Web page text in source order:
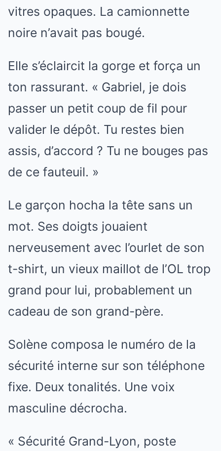
vitres opaques. La camionnette
noire n’avait pas bougé.
Elle s’éclaircit la gorge et força un
ton rassurant. « Gabriel, je dois
passer un petit coup de fil pour
valider le dépôt. Tu restes bien
assis, d’accord ? Tu ne bouges pas
de ce fauteuil. »
Le garçon hocha la tête sans un
mot. Ses doigts jouaient
nerveusement avec l’ourlet de son
t-shirt, un vieux maillot de l’OL trop
grand pour lui, probablement un
cadeau de son grand-père.
Solène composa le numéro de la
sécurité interne sur son téléphone
fixe. Deux tonalités. Une voix
masculine décrocha.
« Sécurité Grand-Lyon, poste